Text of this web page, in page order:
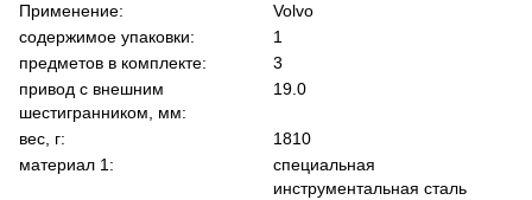
Применение:
Volvo
содержимое упаковки:
1
предметов в комплекте:
3
привод с внешним
шестигранником, мм:
19.0
вес, г:
1810
материал 1:
специальная
инструментальная сталь